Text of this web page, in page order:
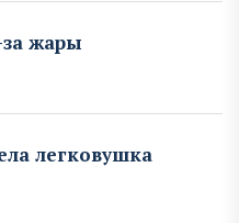
за жары
легковушка